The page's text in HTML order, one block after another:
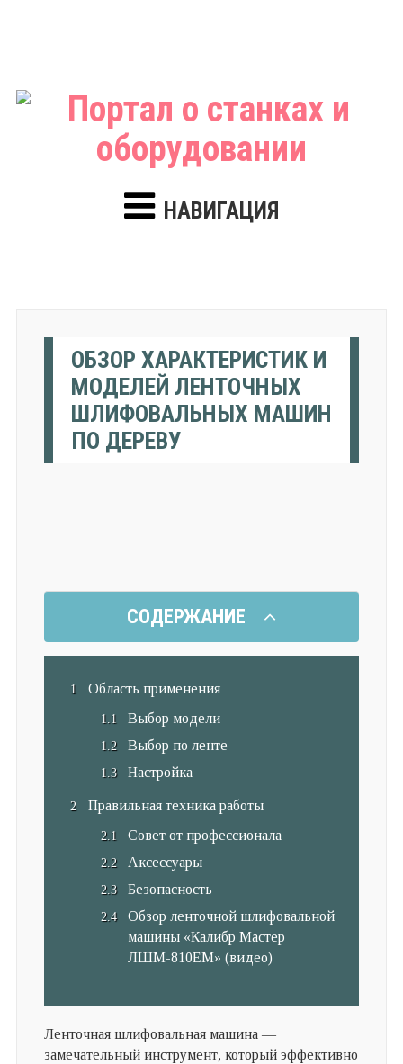
НАВИГАЦИЯ
ОБЗОР ХАРАКТЕРИСТИК И
МОДЕЛЕЙ ЛЕНТОЧНЫХ
ШЛИФОВАЛЬНЫХ МАШИН
ПО ДЕРЕВУ
СОДЕРЖАНИЕ
Область применения
Выбор модели
Выбор по ленте
Настройка
Правильная техника работы
Совет от профессионала
Аксессуары
Безопасность
Обзор ленточной шлифовальной
машины «Калибр Мастер
ЛШМ-810ЕМ» (видео)
Ленточная шлифовальная машина —
замечательный инструмент, который эффективно